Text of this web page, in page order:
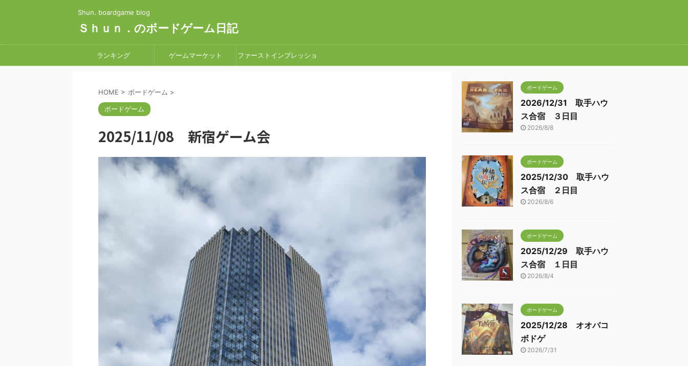
Shun. boardgame blog
Ｓｈｕｎ．のボードゲーム日記
ランキング ゲームマーケット ファーストインプレッショ
HOME > ボードゲーム >
ボードゲーム
2025/11/08 新宿ゲーム会
ボードゲーム
2026/12/31 取手ハウ
ス合宿 ３日目
2026/8/8
ボードゲーム
2025/12/30 取手ハウ
ス合宿 ２日目
2026/8/6
ボードゲーム
2025/12/29 取手ハウ
ス合宿 １日目
2026/8/4
ボードゲーム
2025/12/28 オオバコ
ボドゲ
2026/7/31